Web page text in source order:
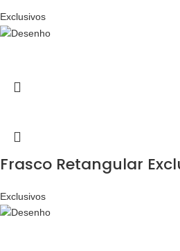
Exclusivos
Frasco Retangular
Exclusivos